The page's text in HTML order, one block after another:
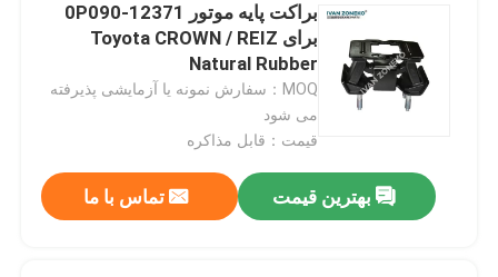
براکت پایه موتور 12371-0P090
برای Toyota CROWN / REIZ
Natural Rubber
MOQ：سفارش نمونه یا آزمایشی پذیرفته
می شود
قیمت：قابل مذاکره
بهترین قیمت تماس با ما